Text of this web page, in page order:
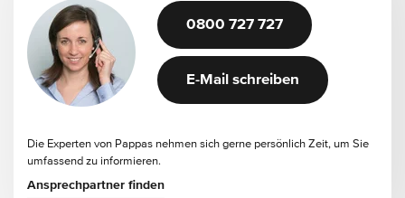
0800 727 727
E-Mail schreiben
Die Experten von Pappas nehmen sich gerne persönlich Zeit, um Sie
umfassend zu informieren.
Ansprechpartner finden